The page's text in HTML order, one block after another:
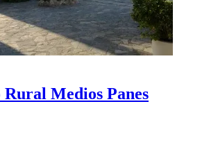
Medios Panes